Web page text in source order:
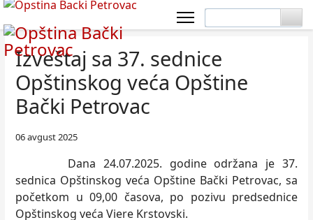
Izveštaj sa 37. sednice
Opštinskog veća Opštine
Bački Petrovac
06 avgust 2025
Dana 24.07.2025. godine održana je 37.
sednica Opštinskog veća Opštine Bački Petrovac, sa
početkom u 09,00 časova, po pozivu predsednice
Opštinskog veća Viere Krstovski.